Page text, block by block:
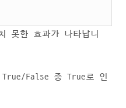
못한 효과가 나타납니
False 중 True로 인